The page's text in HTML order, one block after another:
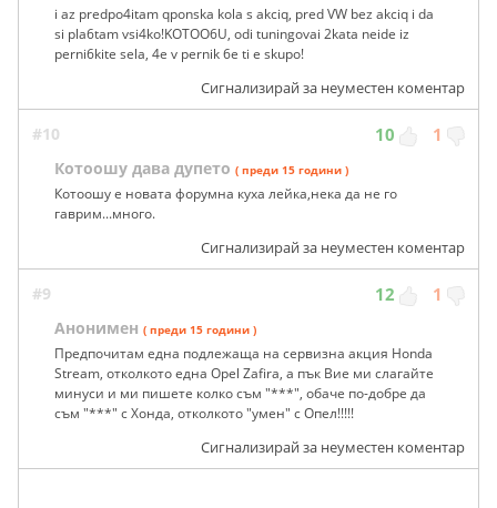
i az predpo4itam qponska kola s akciq, pred VW bez akciq i da
si pla6tam vsi4ko!KOTOO6U, odi tuningovai 2kata neide iz
perni6kite sela, 4e v pernik 6e ti e skupo!
Сигнализирай за неуместен коментар
#10 10 1
Котоошу дава дупето ( преди 15 години )
Котоошу е новата форумна куха лейка,нека да не го
гаврим...много.
Сигнализирай за неуместен коментар
#9 12 1
Анонимен ( преди 15 години )
Предпочитам една подлежаща на сервизна акция Honda
Stream, отколкото една Opel Zafira, а пък Вие ми слагайте
минуси и ми пишете колко съм "***", обаче по-добре да
съм "***" с Хонда, отколкото "умен" с Опел!!!!!
Сигнализирай за неуместен коментар